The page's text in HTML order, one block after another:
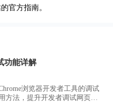
官方指南。
功能详解
浏览器开发者工具的调试
方法，提升开发者调试网页和